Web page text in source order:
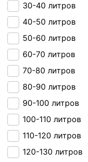
30-40 литров
40-50 литров
50-60 литров
60-70 литров
70-80 литров
80-90 литров
90-100 литров
100-110 литров
110-120 литров
120-130 литров